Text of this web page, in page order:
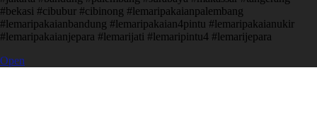
#bekasi #cibubur #cibinong #lemaripakaianpalembang
#lemaripakaianbandung #lemaripakaian4pintu #lemaripakaianukir
#lemaripakaianjepara #lemarijati #lemaripintu4 #lemarijepara
Open